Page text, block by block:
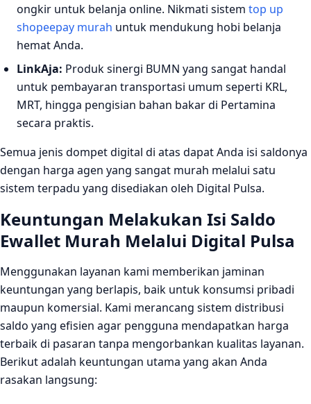
ongkir untuk belanja online. Nikmati sistem top up
shopeepay murah untuk mendukung hobi belanja
hemat Anda.
LinkAja: Produk sinergi BUMN yang sangat handal
untuk pembayaran transportasi umum seperti KRL,
MRT, hingga pengisian bahan bakar di Pertamina
secara praktis.
Semua jenis dompet digital di atas dapat Anda isi saldonya
dengan harga agen yang sangat murah melalui satu
sistem terpadu yang disediakan oleh Digital Pulsa.
Keuntungan Melakukan Isi Saldo
Ewallet Murah Melalui Digital Pulsa
Menggunakan layanan kami memberikan jaminan
keuntungan yang berlapis, baik untuk konsumsi pribadi
maupun komersial. Kami merancang sistem distribusi
saldo yang efisien agar pengguna mendapatkan harga
terbaik di pasaran tanpa mengorbankan kualitas layanan.
Berikut adalah keuntungan utama yang akan Anda
rasakan langsung: